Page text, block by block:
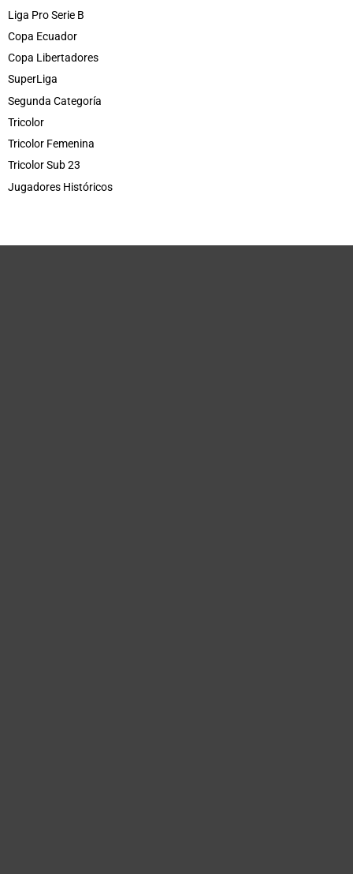
Liga Pro Serie B
Copa Ecuador
Copa Libertadores
SuperLiga
Segunda Categoría
Tricolor
Tricolor Femenina
Tricolor Sub 23
Jugadores Históricos